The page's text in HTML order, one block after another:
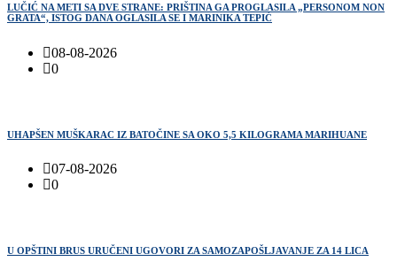
LUČIĆ NA METI SA DVE STRANE: PRIŠTINA GA PROGLASILA „PERSONOM NON
GRATA“, ISTOG DANA OGLASILA SE I MARINIKA TEPIĆ
08-08-2026
0
UHAPŠEN MUŠKARAC IZ BATOČINE SA OKO 5,5 KILOGRAMA MARIHUANE
07-08-2026
0
U OPŠTINI BRUS URUČENI UGOVORI ZA SAMOZAPOŠLJAVANJE ZA 14 LICA